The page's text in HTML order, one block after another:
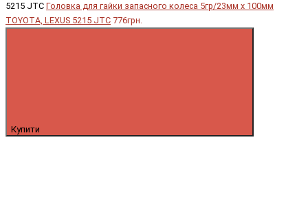
5215 JTC Головка для гайки запасного колеса 5гр/23мм х 100мм
TOYOTA, LEXUS 5215 JTC 776грн.
Купити